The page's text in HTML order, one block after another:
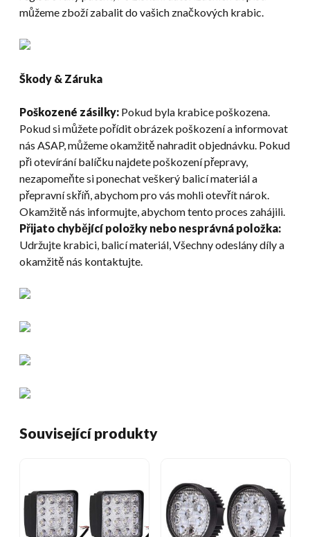
můžeme zboží zabalit do vašich značkových krabic.
Škody & Záruka
Poškozené zásilky: Pokud byla krabice poškozena.
Pokud si můžete pořídit obrázek poškození a informovat
nás ASAP, můžeme okamžitě nahradit objednávku. Pokud
při otevírání balíčku najdete poškození přepravy,
nezapomeňte si ponechat veškerý balicí materiál a
přepravní skříň, abychom pro vás mohli otevřít nárok.
Okamžitě nás informujte, abychom tento proces zahájili.
Přijato chybějící položky nebo nesprávná položka:
Udržujte krabici, balicí materiál, Všechny odeslány díly a
okamžitě nás kontaktujte.
Související produkty